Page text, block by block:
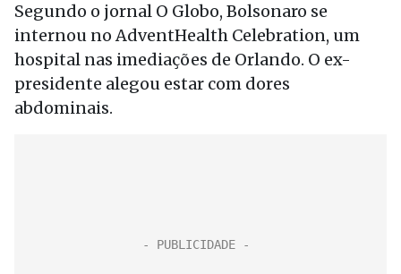
Segundo o jornal O Globo, Bolsonaro se
internou no AdventHealth Celebration, um
hospital nas imediações de Orlando. O ex-
presidente alegou estar com dores
abdominais.